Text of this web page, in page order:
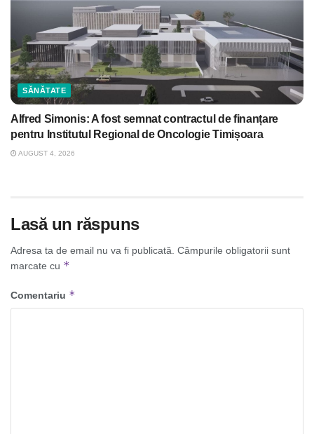
SĂNĂTATE
Alfred Simonis: A fost semnat contractul de finanțare
pentru Institutul Regional de Oncologie Timișoara
AUGUST 4, 2026
Lasă un răspuns
Adresa ta de email nu va fi publicată. Câmpurile obligatorii sunt
marcate cu *
Comentariu *